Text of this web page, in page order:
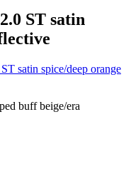
ST satin
satin spice/deep orange